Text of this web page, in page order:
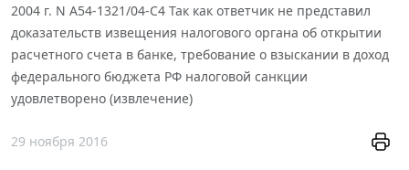
2004 г. N А54-1321/04-С4 Так как ответчик не представил
доказательств извещения налогового органа об открытии
расчетного счета в банке, требование о взыскании в доход
федерального бюджета РФ налоговой санкции
удовлетворено (извлечение)
29 ноября 2016